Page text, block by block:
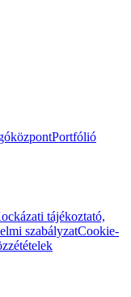
Portfólió
tájékoztató,
szabályzatCookie-